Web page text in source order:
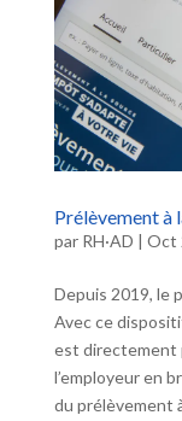
Prélèvement à
par RH·AD | Oct
Depuis 2019, le
Avec ce
est directement
l’employeur en
du prélèvement